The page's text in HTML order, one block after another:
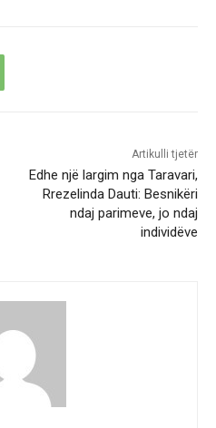
Artikulli tjetër
Edhe një largim nga Taravari,
Rrezelinda Dauti: Besnikëri
ndaj parimeve, jo ndaj
individëve